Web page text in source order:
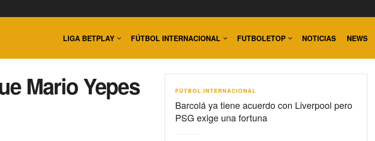
LIGA BETPLAY FÚTBOL INTERNACIONAL FUTBOLETOP NOTICIAS NEWS
Mario Yepes
FÚTBOL INTERNACIONAL
Barcolá ya tiene acuerdo con Liverpool pero
PSG exige una fortuna